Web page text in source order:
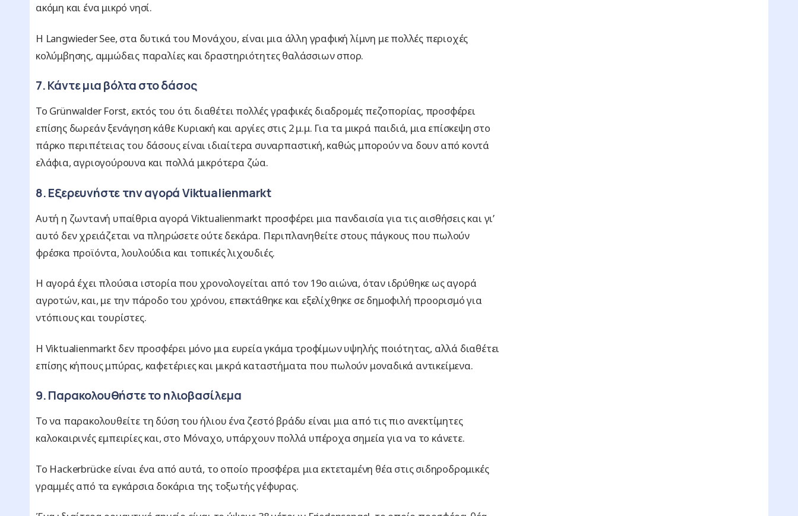
ακόμη και ένα μικρό νησί.
Η Langwieder See, στα δυτικά του Μονάχου, είναι μια άλλη γραφική λίμνη με πολλές περιοχές
κολύμβησης, αμμώδεις παραλίες και δραστηριότητες θαλάσσιων σπορ.
7. Κάντε μια βόλτα στο δάσος
Το Grünwalder Forst, εκτός του ότι διαθέτει πολλές γραφικές διαδρομές πεζοπορίας, προσφέρει
επίσης δωρεάν ξενάγηση κάθε Κυριακή και αργίες στις 2 μ.μ. Για τα μικρά παιδιά, μια επίσκεψη στο
πάρκο περιπέτειας του δάσους είναι ιδιαίτερα συναρπαστική, καθώς μπορούν να δουν από κοντά
ελάφια, αγριογούρουνα και πολλά μικρότερα ζώα.
8. Εξερευνήστε την αγορά Viktualienmarkt
Αυτή η ζωντανή υπαίθρια αγορά Viktualienmarkt προσφέρει μια πανδαισία για τις αισθήσεις και γι’
αυτό δεν χρειάζεται να πληρώσετε ούτε δεκάρα. Περιπλανηθείτε στους πάγκους που πωλούν
φρέσκα προϊόντα, λουλούδια και τοπικές λιχουδιές.
Η αγορά έχει πλούσια ιστορία που χρονολογείται από τον 19ο αιώνα, όταν ιδρύθηκε ως αγορά
αγροτών, και, με την πάροδο του χρόνου, επεκτάθηκε και εξελίχθηκε σε δημοφιλή προορισμό για
ντόπιους και τουρίστες.
Η Viktualienmarkt δεν προσφέρει μόνο μια ευρεία γκάμα τροφίμων υψηλής ποιότητας, αλλά διαθέτει
επίσης κήπους μπύρας, καφετέριες και μικρά καταστήματα που πωλούν μοναδικά αντικείμενα.
9. Παρακολουθήστε το ηλιοβασίλεμα
Το να παρακολουθείτε τη δύση του ήλιου ένα ζεστό βράδυ είναι μια από τις πιο ανεκτίμητες
καλοκαιρινές εμπειρίες και, στο Μόναχο, υπάρχουν πολλά υπέροχα σημεία για να το κάνετε.
Το Hackerbrücke είναι ένα από αυτά, το οποίο προσφέρει μια εκτεταμένη θέα στις σιδηροδρομικές
γραμμές από τα εγκάρσια δοκάρια της τοξωτής γέφυρας.